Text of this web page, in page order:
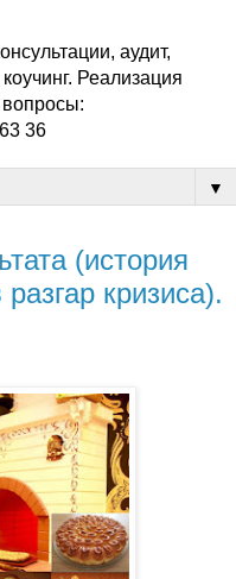
аудит,
Реализация
36
▼
(история
кризиса).